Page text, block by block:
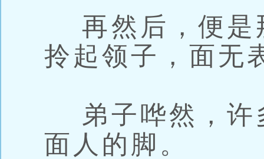
再然后，便是
拎起领子，面无
弟子哗然，许
面人的脚。